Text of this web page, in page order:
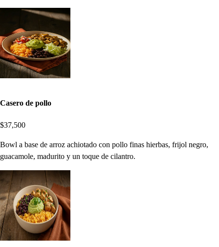
Casero de pollo
$37,500
Bowl a base de arroz achiotado con pollo finas hierbas, frijol negro,
guacamole, madurito y un toque de cilantro.